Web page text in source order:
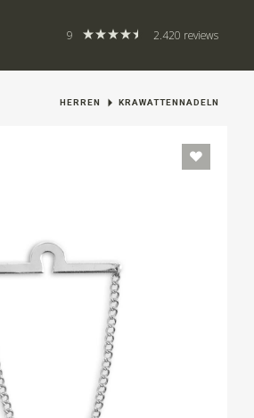
9 2.420 reviews
HERREN KRAWATTENNADELN